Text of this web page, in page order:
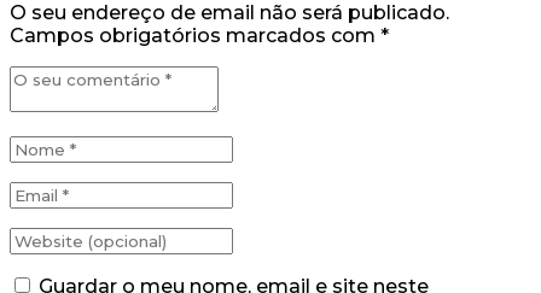
O seu endereço de email não será publicado.
Campos obrigatórios marcados com *
Guardar o meu nome, email e site neste